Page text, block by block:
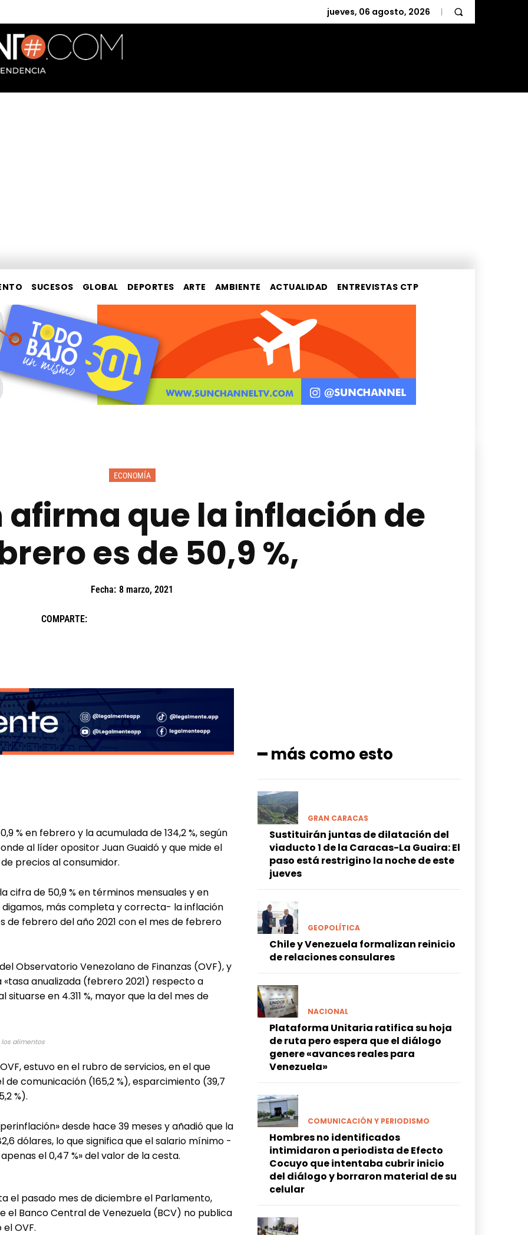
jueves, 06 agosto, 2026
SUCESOS GLOBAL DEPORTES ARTE AMBIENTE ACTUALIDAD ENTREVISTAS CTP
ECONOMÍA
afirma que la inflación de
es de 50,9 %,
Fecha: 8 marzo, 2021
COMPARTE:
% en febrero y la acumulada de 134,2 %, según
al líder opositor Juan Guaidó y que mide el
precios al consumidor.
cifra de 50,9 % en términos mensuales y en
más completa y correcta- la inflación
de febrero del año 2021 con el mes de febrero
Observatorio Venezolano de Finanzas (OVF), y
anualizada (febrero 2021) respecto a
en 4.311 %, mayor que la del mes de
los alimentos
estuvo en el rubro de servicios, en el que
comunicación (165,2 %), esparcimiento (39,7
%).
desde hace 39 meses y añadió que la
dólares, lo que significa que el salario mínimo -
el 0,47 %» del valor de la cesta.
el pasado mes de diciembre el Parlamento,
el Banco Central de Venezuela (BCV) no publica
OVF.
━ más como esto
GRAN CARACAS
Sustituirán juntas de dilatación del
viaducto 1 de la Caracas-La Guaira: El
paso está restrigino la noche de este
jueves
GEOPOLÍTICA
Chile y Venezuela formalizan reinicio
de relaciones consulares
NACIONAL
Plataforma Unitaria ratifica su hoja
de ruta pero espera que el diálogo
genere «avances reales para
Venezuela»
COMUNICACIÓN Y PERIODISMO
Hombres no identificados
intimidaron a periodista de Efecto
Cocuyo que intentaba cubrir inicio
del diálogo y borraron material de su
celular